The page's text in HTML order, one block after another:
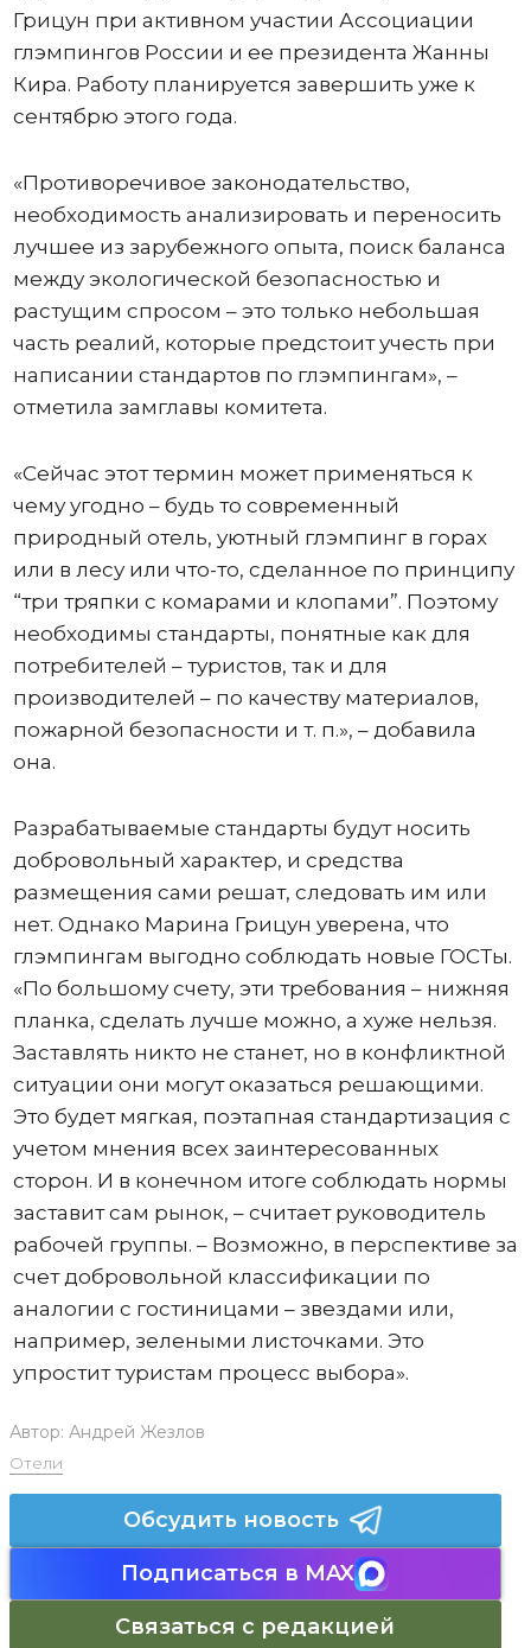
Грицун при активном участии Ассоциации
глэмпингов России и ее президента Жанны
Кира. Работу планируется завершить уже к
сентябрю этого года.
«Противоречивое законодательство,
необходимость анализировать и переносить
лучшее из зарубежного опыта, поиск баланса
между экологической безопасностью и
растущим спросом – это только небольшая
часть реалий, которые предстоит учесть при
написании стандартов по глэмпингам», –
отметила замглавы комитета.
«Сейчас этот термин может применяться к
чему угодно – будь то современный
природный отель, уютный глэмпинг в горах
или в лесу или что-то, сделанное по принципу
“три тряпки с комарами и клопами”. Поэтому
необходимы стандарты, понятные как для
потребителей – туристов, так и для
производителей – по качеству материалов,
пожарной безопасности и т. п.», – добавила
она.
Разрабатываемые стандарты будут носить
добровольный характер, и средства
размещения сами решат, следовать им или
нет. Однако Марина Грицун уверена, что
глэмпингам выгодно соблюдать новые ГОСТы.
«По большому счету, эти требования – нижняя
планка, сделать лучше можно, а хуже нельзя.
Заставлять никто не станет, но в конфликтной
ситуации они могут оказаться решающими.
Это будет мягкая, поэтапная стандартизация с
учетом мнения всех заинтересованных
сторон. И в конечном итоге соблюдать нормы
заставит сам рынок, – считает руководитель
рабочей группы. – Возможно, в перспективе за
счет добровольной классификации по
аналогии с гостиницами – звездами или,
например, зелеными листочками. Это
упростит туристам процесс выбора».
Автор: Андрей Жезлов
Отели
Обсудить новость
Подписаться в MAX
Связаться с редакцией